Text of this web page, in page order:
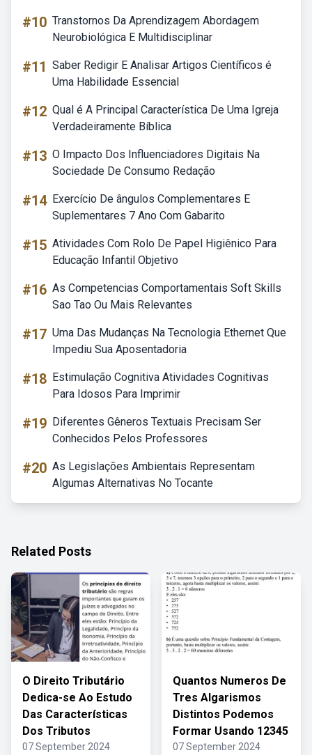
#10 Transtornos Da Aprendizagem Abordagem
Neurobiológica E Multidisciplinar
#11 Saber Redigir E Analisar Artigos Científicos é
Uma Habilidade Essencial
#12 Qual é A Principal Característica De Uma Igreja
Verdadeiramente Bíblica
#13 O Impacto Dos Influenciadores Digitais Na
Sociedade De Consumo Redação
#14 Exercício De ângulos Complementares E
Suplementares 7 Ano Com Gabarito
#15 Atividades Com Rolo De Papel Higiênico Para
Educação Infantil Objetivo
#16 As Competencias Comportamentais Soft Skills
Sao Tao Ou Mais Relevantes
#17 Uma Das Mudanças Na Tecnologia Ethernet Que
Impediu Sua Aposentadoria
#18 Estimulação Cognitiva Atividades Cognitivas
Para Idosos Para Imprimir
#19 Diferentes Gêneros Textuais Precisam Ser
Conhecidos Pelos Professores
#20 As Legislações Ambientais Representam
Algumas Alternativas No Tocante
Related Posts
O Direito Tributário
Dedica-se Ao Estudo
Das Características
Dos Tributos
07 September 2024
Quantos Numeros De
Tres Algarismos
Distintos Podemos
Formar Usando 12345
07 September 2024